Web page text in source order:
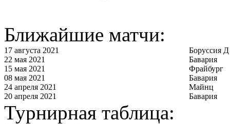
Ближайшие матчи:
17 августа 2021
Боруссия Д
22 мая 2021
Бавария
15 мая 2021
Фрайбург
08 мая 2021
Бавария
24 апреля 2021
Майнц
20 апреля 2021
Бавария
Турнирная таблица: